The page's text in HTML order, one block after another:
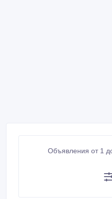
Объявления от 1